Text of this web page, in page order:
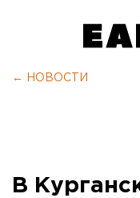
← НОВОСТИ
В